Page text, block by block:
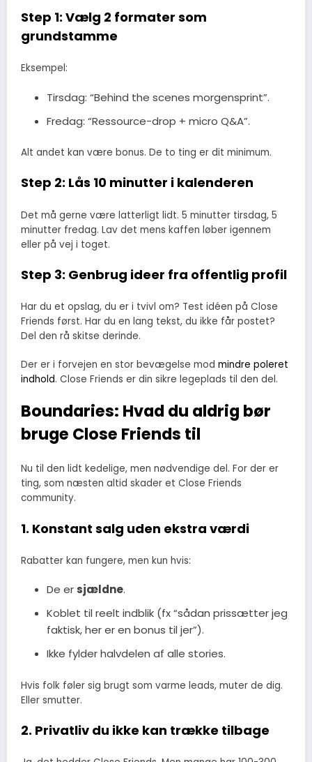
Step 1: Vælg 2 formater som
grundstamme
Eksempel:
Tirsdag: “Behind the scenes morgensprint”.
Fredag: “Ressource-drop + micro Q&A”.
Alt andet kan være bonus. De to ting er dit minimum.
Step 2: Lås 10 minutter i kalenderen
Det må gerne være latterligt lidt. 5 minutter tirsdag, 5
minutter fredag. Lav det mens kaffen løber igennem
eller på vej i toget.
Step 3: Genbrug ideer fra offentlig profil
Har du et opslag, du er i tvivl om? Test idéen på Close
Friends først. Har du en lang tekst, du ikke får postet?
Del den rå skitse derinde.
Der er i forvejen en stor bevægelse mod mindre poleret
indhold. Close Friends er din sikre legeplads til den del.
Boundaries: Hvad du aldrig bør
bruge Close Friends til
Nu til den lidt kedelige, men nødvendige del. For der er
ting, som næsten altid skader et Close Friends
community.
1. Konstant salg uden ekstra værdi
Rabatter kan fungere, men kun hvis:
De er sjældne.
Koblet til reelt indblik (fx “sådan prissætter jeg
faktisk, her er en bonus til jer”).
Ikke fylder halvdelen af alle stories.
Hvis folk føler sig brugt som varme leads, muter de dig.
Eller smutter.
2. Privatliv du ikke kan trække tilbage